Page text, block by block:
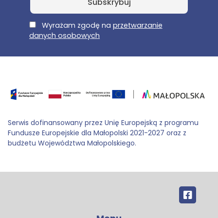
E-MailWyrażam zgodę na przetwarzanie
danych osobowych
Serwis dofinansowany przez Unię Europejską z programu
Fundusze Europejskie dla Małopolski 2021-2027 oraz z
budżetu Województwa Małopolskiego.